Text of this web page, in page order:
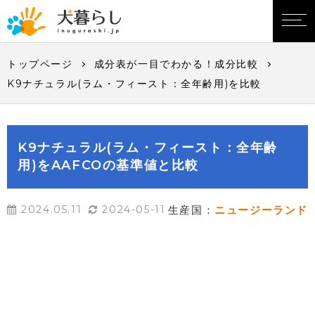
トップページ
成分表が一目でわかる！成分比較
K9ナチュラル(ラム・フィースト：全年齢用)を比較
K9ナチュラル(ラム・フィースト：全年齢
用)をAAFCOの基準値と比較
2024.05.11 2024-05-11 生産国： ニュージーランド